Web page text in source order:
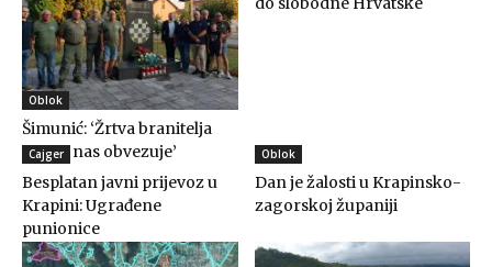
Oblok
Šimunić: ‘Žrtva branitelja
trajno nas obvezuje’
Cajger
Besplatan javni prijevoz u
Krapini: Ugrađene
punionice
Oblok
Dan je žalosti u Krapinsko-
zagorskoj županiji